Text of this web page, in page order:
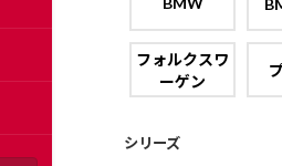
フォルクスワ
ーゲン
シリーズ